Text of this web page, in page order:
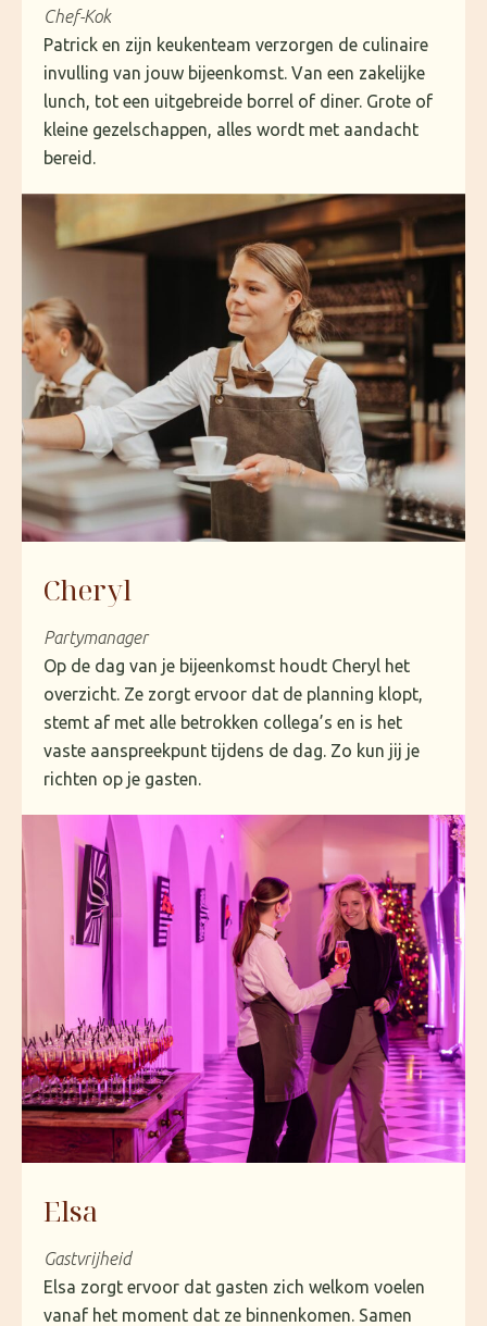
Chef-Kok
Patrick en zijn keukenteam verzorgen de culinaire
invulling van jouw bijeenkomst. Van een zakelijke
lunch, tot een uitgebreide borrel of diner. Grote of
kleine gezelschappen, alles wordt met aandacht
bereid.
Cheryl
Partymanager
Op de dag van je bijeenkomst houdt Cheryl het
overzicht. Ze zorgt ervoor dat de planning klopt,
stemt af met alle betrokken collega’s en is het
vaste aanspreekpunt tijdens de dag. Zo kun jij je
richten op je gasten.
Elsa
Gastvrijheid
Elsa zorgt ervoor dat gasten zich welkom voelen
vanaf het moment dat ze binnenkomen. Samen